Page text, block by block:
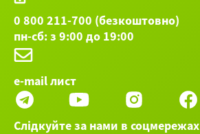
0 800 211-700 (безкоштовно)
пн-сб: з 9:00 до 19:00
e-mail лист
Слідкуйте за нами в соцмережах